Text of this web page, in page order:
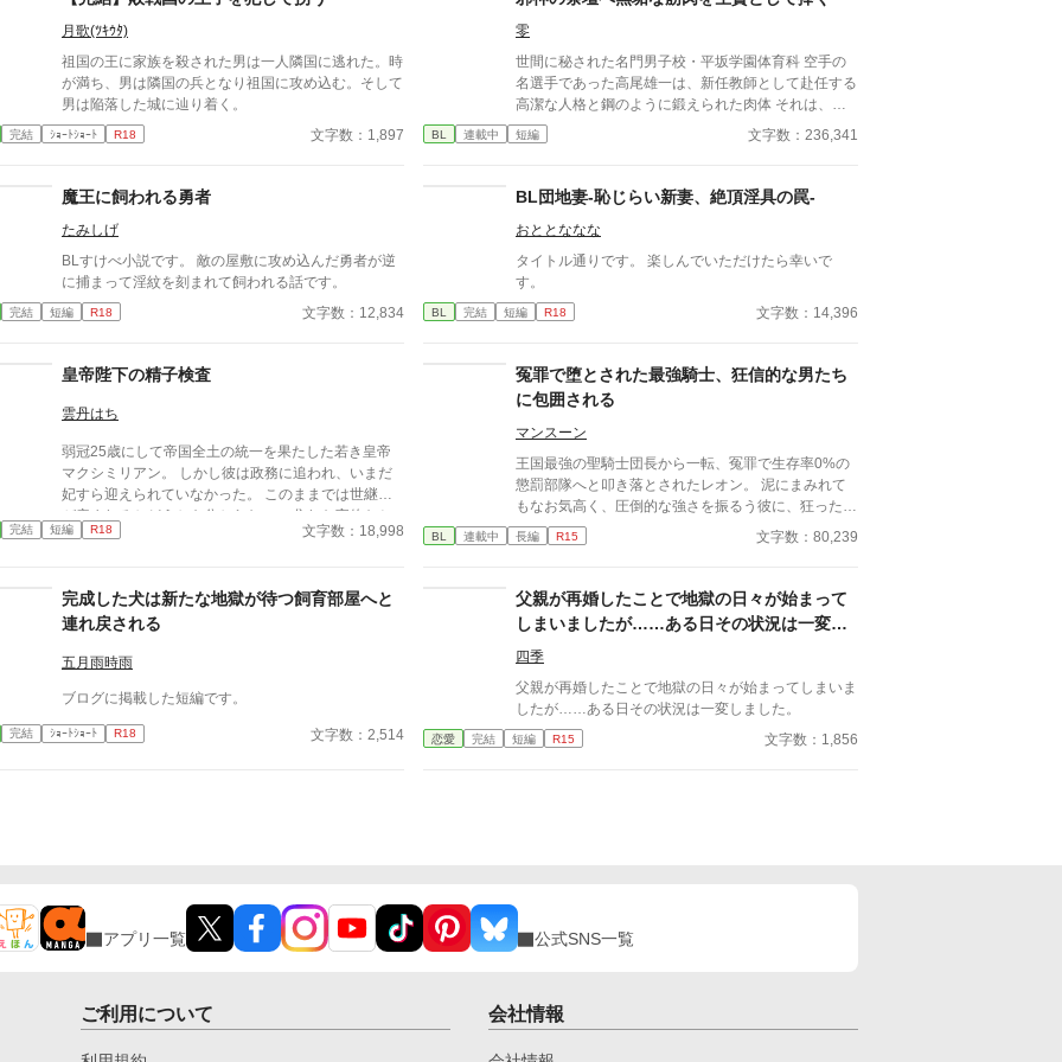
月歌(ﾂｷｳﾀ)
祖国の王に家族を殺された男は一人隣国に逃れた。時
が満ち、男は隣国の兵となり祖国に攻め込む。そして
男は陥落した城に辿り着く。
完結 ｼｮｰﾄｼｮｰﾄ R18 文字数：1,897
零
世間に秘された名門男子校・平坂学園体育科 空手の
名選手であった高尾雄一は、新任教師として赴任する
高潔な人格と鋼のように鍛えられた肉体 それは、学
園にとって最高の生贄の候補に他ならなかった 至高
の筋肉を持つ、精神を削られ意志をなくした青年を太
躍する 意志をなくし筋肉の操り人形と化した“デク”
消える教師 山奥の男子校で繰り広げられるダークフ
ァンタジー
BL 連載中 短編 文字数：236,341
魔王に飼われる勇者
たみしげ
BLすけべ小説です。 敵の屋敷に攻め込んだ勇者が逆
に捕まって淫紋を刻まれて飼われる話です。
完結 短編 R18 文字数：12,834
BL団地妻-恥じらい新妻、絶頂淫具の罠-
おととななな
タイトル通りです。 楽しんでいただけたら幸いで
す。
BL 完結 短編 R18 文字数：14,396
皇帝陛下の精子検査
雲丹はち
弱冠25歳にして帝国全土の統一を果たした若き皇帝
マクシミリアン。 しかし彼は政務に追われ、いまだ
妃すら迎えられていなかった。 このままでは世継ぎ
が産まれるかどうかも分からない。 焦れた官僚たち
に迫られ、マクシミリアンは世にも屈辱的な『検査』
完結 短編 R18 文字数：18,998
冤罪で堕とされた最強騎士、狂信的な男たち
に包囲される
マンスーン
​王国最強の聖騎士団長から一転、冤罪で生存率0%の
懲罰部隊へと叩き落とされたレオン。 泥にまみれて
もなお気高く、圧倒的な強さを振るう彼に、狂った執
着を抱く男たちが集結する。
BL 連載中 長編 R15 文字数：80,239
完成した犬は新たな地獄が待つ飼育部屋へと
連れ戻される
五月雨時雨
ブログに掲載した短編です。
完結 ｼｮｰﾄｼｮｰﾄ R18 文字数：2,514
父親が再婚したことで地獄の日々が始まって
しまいましたが……ある日その状況は一変し
ました。
四季
父親が再婚したことで地獄の日々が始まってしまいま
したが……ある日その状況は一変しました。
恋愛 完結 短編 R15 文字数：1,856
アプリ一覧 公式SNS一覧
ご利用について 会社情報